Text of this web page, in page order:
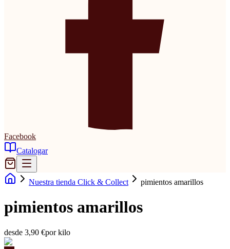
Facebook
Catalogar
Nuestra tienda Click & Collect pimientos amarillos
pimientos amarillos
desde 3,90 €por kilo